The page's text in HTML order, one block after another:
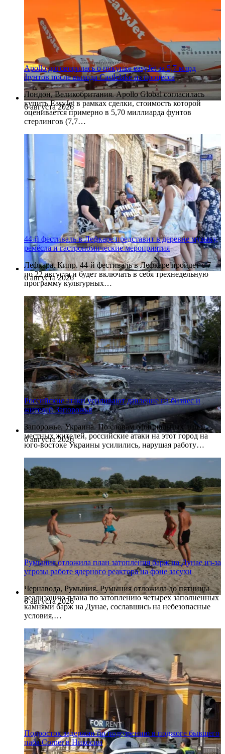
6 августа 2026
Apollo договорилась о покупке easyJet за 5,7 млрд
фунтов после выхода Castlelake из процесса
Лондон, Великобритания. Apollo Global согласилась
купить EasyJet в рамках сделки, стоимость которой
оценивается примерно в 5,70 миллиарда фунтов
стерлингов (7,7…
6 августа 2026
44-й фестиваль в Лефкаре представит в деревне музыку,
ремёсла и гастрономические мероприятия
Лефкара, Кипр. 44-й фестиваль в Лефкаре пройдет с 7
по 22 августа и будет включать в себя трехнедельную
программу культурных…
6 августа 2026
Российские атаки усиливают давление на бизнес и
жителей Запорожья
Запорожье, Украина. По словам официальных лиц и
местных жителей, российские атаки на этот город на
юго-востоке Украины усилились, нарушая работу…
6 августа 2026
Румыния отложила план затопления барж на Дунае из-за
угрозы работе ядерного реактора на фоне засухи
Чернавода, Румыния. Румыния отложила до пятницы
реализацию плана по затоплению четырех заполненных
камнями барж на Дунае, сославшись на небезопасные
условия,…
Подросток задержан по подозрению в поджоге бывшего
паба Corner в Никосии